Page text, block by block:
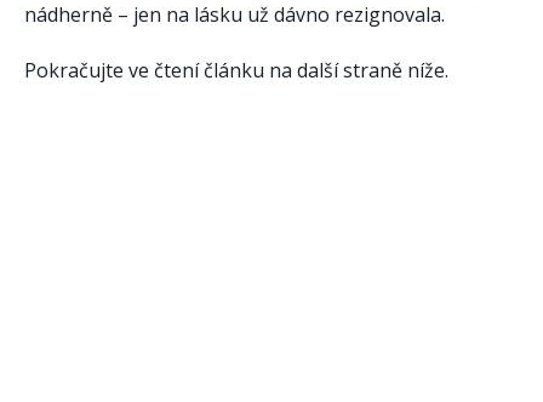
nádherně – jen na lásku už dávno rezignovala.
Pokračujte ve čtení článku na další straně níže.